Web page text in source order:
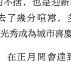
捨，也是迎
了幾分喧囂，
秀成為城市喜
在正月間會